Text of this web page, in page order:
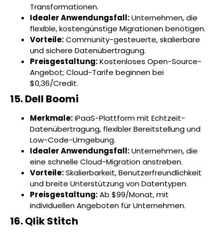
Transformationen.
Idealer Anwendungsfall:Unternehmen, die
flexible, kostengünstige Migrationen benötigen.
Vorteile:Community-gesteuerte, skalierbare
und sichere Datenübertragung.
Preisgestaltung:Kostenloses Open-Source-
Angebot; Cloud-Tarife beginnen bei
$0,36/Credit.
15. Dell Boomi
Merkmale:iPaaS-Plattform mit Echtzeit-
Datenübertragung, flexibler Bereitstellung und
Low-Code-Umgebung.
Idealer Anwendungsfall:Unternehmen, die
eine schnelle Cloud-Migration anstreben.
Vorteile:Skalierbarkeit, Benutzerfreundlichkeit
und breite Unterstützung von Datentypen.
Preisgestaltung:Ab $99/Monat, mit
individuellen Angeboten für Unternehmen.
16. Qlik Stitch